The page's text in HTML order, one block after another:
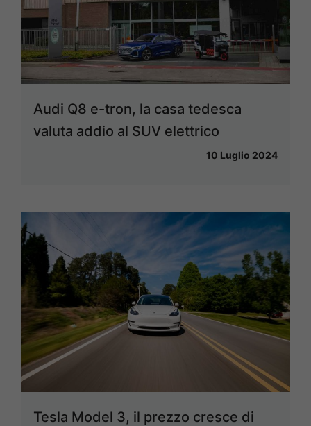
Audi Q8 e-tron, la casa tedesca
valuta addio al SUV elettrico
10 Luglio 2024
Tesla Model 3, il prezzo cresce di